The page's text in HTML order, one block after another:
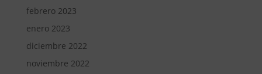
febrero 2023
enero 2023
diciembre 2022
noviembre 2022